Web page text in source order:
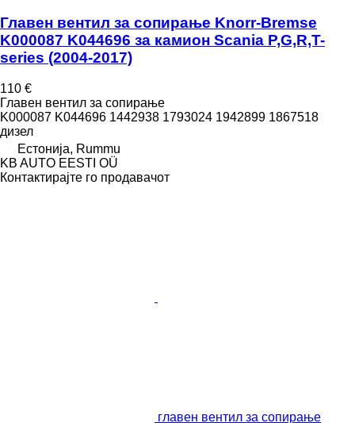
Главен вентил за сопирање Knorr-Bremse
K000087 K044696 за камион Scania P,G,R,T-
series (2004-2017)
110 €
Главен вентил за сопирање
K000087 K044696 1442938 1793024 1942899 1867518
дизел
Естонија, Rummu
KB AUTO EESTI OÜ
Контактирајте го продавачот
главен вентил за сопирање